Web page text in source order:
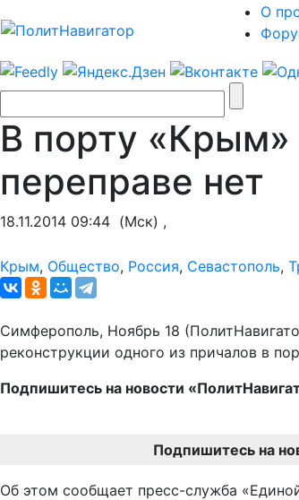
О
В порту «Крым»
переправе нет
18.11.2014 09:44 (Мск) ,
Крым, Общество, Россия, Севастополь,
Симферополь, Ноябрь 18
реконструкции одного из причалов в
Подпишитесь на новости
Подпишитесь на
Об этом сообщает пресс-служба